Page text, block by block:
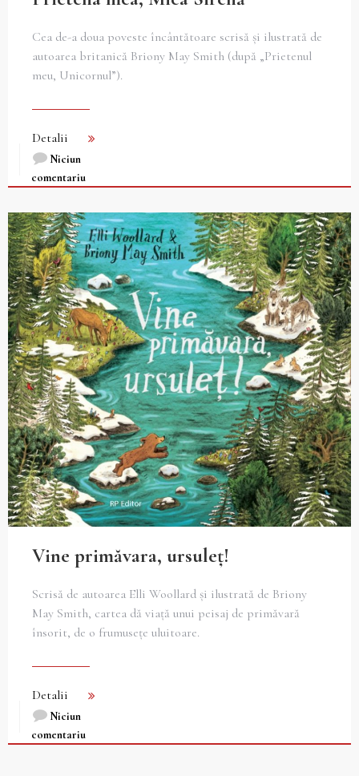
Cea de-a doua poveste încântătoare scrisă și ilustrată de
autoarea britanică Briony May Smith (după „Prietenul
meu, Unicornul”).
Detalii
Niciun
comentariu
Vine primăvara, ursuleț!
Scrisă de autoarea Elli Woollard și ilustrată de Briony
May Smith, cartea dă viață unui peisaj de primăvară
însorit, de o frumusețe uluitoare.
Detalii
Niciun
comentariu